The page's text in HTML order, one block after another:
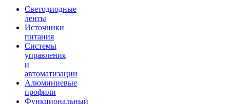
Светодиодные
ленты
Источники
питания
Системы
управления
и
автоматизации
Алюминиевые
профили
Функциональный